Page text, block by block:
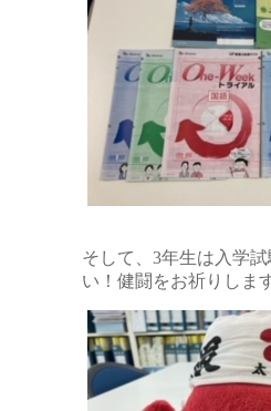
そして、3年生は入学
い！ 健闘をお祈りしま